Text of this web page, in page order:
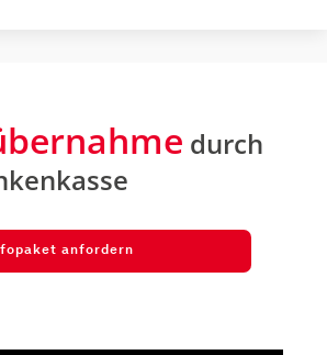
durch
anfordern